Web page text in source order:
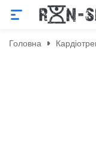
Головна